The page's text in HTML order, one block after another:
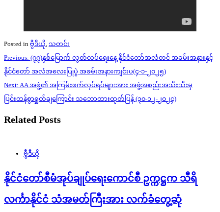
Posted in ဗွီဒီယို, သတင်း
Post
navigation
Previous: (၇၇)နှစ်မြောက် လွတ်လပ်ရေးနေ့ နိုင်ငံတော်အလံတင် အခမ်းအနားနှင့်
နိုင်ငံတော် အလံအလေးပြုပွဲ အခမ်းအနားကျင်းပ(၄-၁-၂၀၂၅)
Next: AA အဖွဲ့၏ အကြမ်းဖက်လုပ်ရပ်များအား အဖွဲ့အစည်းအသီးသီးမှ
ပြင်းထန်စွာရှုတ်ချကြောင်း သဘောထားထုတ်ပြန် (၃၀-၁၂-၂၀၂၄)
Related Posts
ဗွီဒီယို
နိုင်ငံတော်စီမံအုပ်ချုပ်ရေးကောင်စီ ဥက္ကဋ္ဌက သီရိ
လင်္ကာနိုင်ငံ သံအမတ်ကြီးအား လက်ခံတွေ့ဆုံ